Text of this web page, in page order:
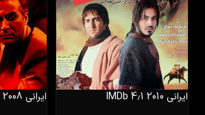
ایرانی 2010 IMDb 4٫1
ایرانی 2008